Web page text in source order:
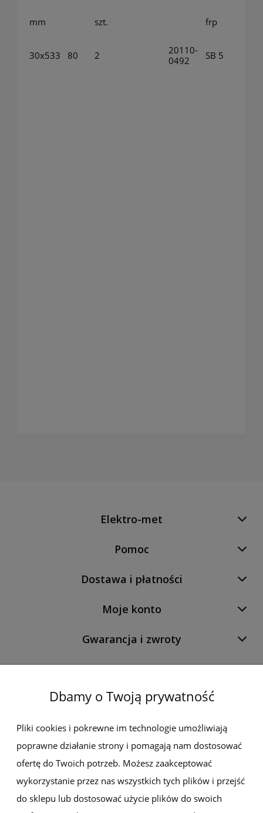
mm szt. frp
30x533 80 2
20110-
0492
SB 5
Elektro-met
Pomoc
Dostawa i płatności
Moje konto
Gwarancja i zwroty
O firmie
Newsletter
Zapisz się do newslettera, aby być na bieżąco z nowościami i
promocjami
Dbamy o Twoją prywatność
Pliki cookies i pokrewne im technologie umożliwiają
poprawne działanie strony i pomagają nam dostosować
ofertę do Twoich potrzeb. Możesz zaakceptować
wykorzystanie przez nas wszystkich tych plików i przejść
do sklepu lub dostosować użycie plików do swoich